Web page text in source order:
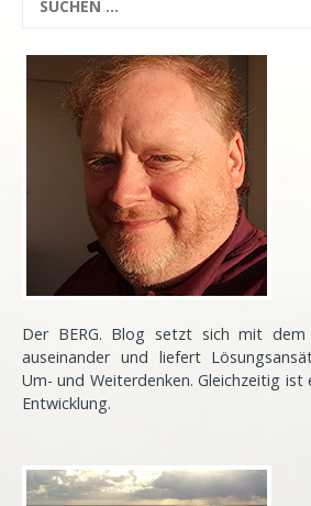
Der BERG. Blog setzt sich mit dem
auseinander und liefert
Um- und Weiterdenken. Gleichzeitig ist
Entwicklung.